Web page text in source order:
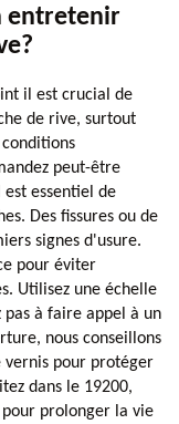
entretenir
il est crucial de
de rive, surtout
peut-être
essentiel de
Des fissures ou de
signes d'usure.
pour éviter
Utilisez une échelle
à faire appel à un
nous conseillons
vernis pour protéger
dans le 19200,
prolonger la vie